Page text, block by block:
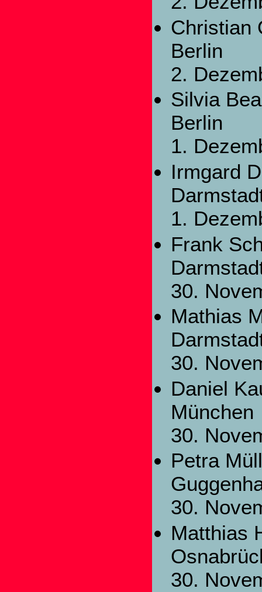
Christian
Berlin
2.
Silvia
Berlin
1.
Irmgard
1.
Frank
30.
Mathias
30.
Daniel
München
30.
Petra
30.
Matthias
30.